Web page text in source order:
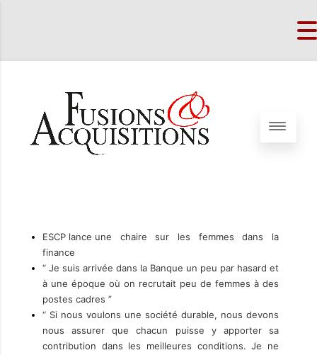
ESCP lance une chaire sur les femmes dans la
finance
“ Je suis arrivée dans la Banque un peu par hasard et
à une époque où on recrutait peu de femmes à des
postes cadres ”
“ Si nous voulons une société durable, nous devons
nous assurer que chacun puisse y apporter sa
contribution dans les meilleures conditions. Je ne